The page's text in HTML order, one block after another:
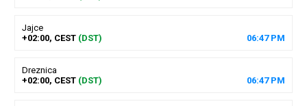
Jajce
+02:00, CEST (DST) 06:47PM
Dreznica
+02:00, CEST (DST) 06:47PM